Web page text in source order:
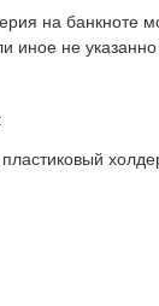
на банкноте
иное не